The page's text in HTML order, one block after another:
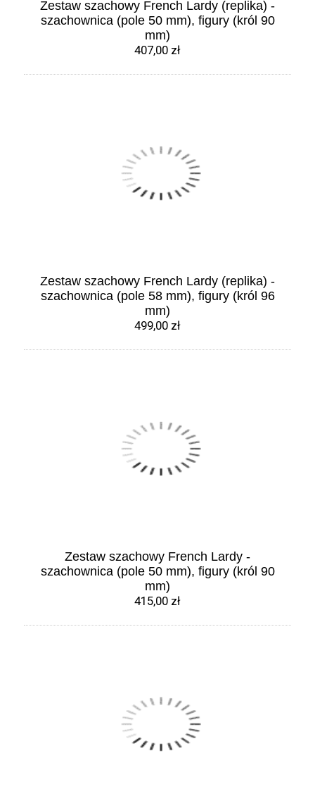
Zestaw szachowy French Lardy (replika) -
szachownica (pole 50 mm), figury (król 90
mm)
407,00 zł
Zestaw szachowy French Lardy (replika) -
szachownica (pole 58 mm), figury (król 96
mm)
499,00 zł
Zestaw szachowy French Lardy -
szachownica (pole 50 mm), figury (król 90
mm)
415,00 zł